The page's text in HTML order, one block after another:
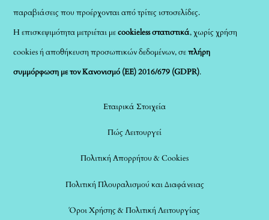
παραβιάσεις που προέρχονται από τρίτες ιστοσελίδες.
Η επισκεψιμότητα μετριέται μεcookieless στατιστικά, χωρίς χρήση
cookies ή αποθήκευση προσωπικών δεδομένων, σεπλήρη
συμμόρφωση με τον Κανονισμό (ΕΕ) 2016/679 (GDPR).
Εταιρικά Στοιχεία
Πώς Λειτουργεί
Πολιτική Απορρήτου & Cookies
Πολιτική Πλουραλισμού και Διαφάνειας
Όροι Χρήσης & Πολιτική Λειτουργίας